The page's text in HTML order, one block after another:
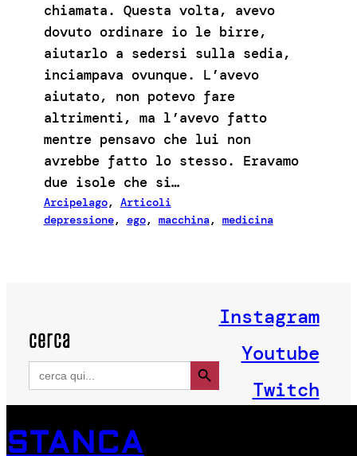
chiamata. Questa volta, avevo
dovuto ordinare io le birre,
aiutarlo a sedersi sulla sedia,
inciampava ovunque. L’avevo
aiutato, non potevo fare
altrimenti, ma l’avevo fatto
mentre pensavo che lui non
avrebbe fatto lo stesso. Eravamo
due isole che si…
Arcipelago, Articoli
depressione, ego, macchina, medicina
cerca
Search
for:
Search Button
Instagram
Youtube
Twitch
STANCA